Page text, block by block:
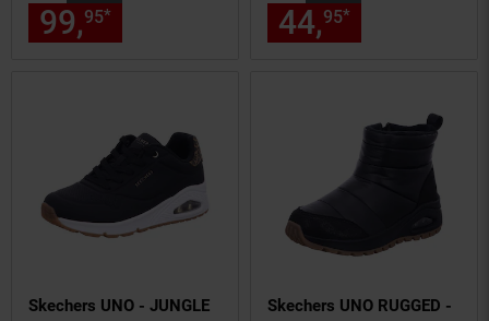
99,95* € Sternchen
44,95*
Skechers UNO - JUNGLE
Skechers UNO RUGGED -